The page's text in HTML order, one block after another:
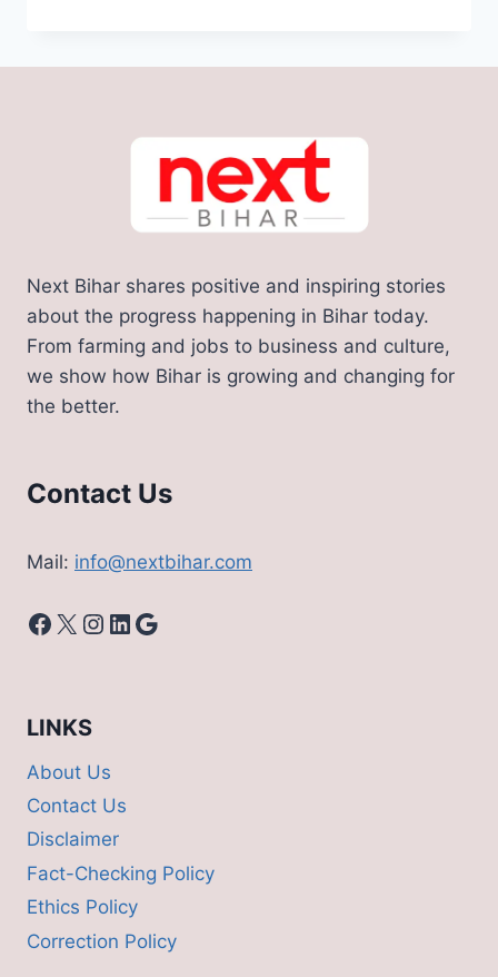
विभाग
निकली
पर
बंपर
बहाली,
यहाँ
जानिए
Next Bihar shares positive and inspiring stories
about the progress happening in Bihar today.
From farming and jobs to business and culture,
we show how Bihar is growing and changing for
the better.
Contact Us
Mail: info@nextbihar.com
Facebook
X Instagram
LinkedIn
Google
LINKS
About Us
Contact Us
Disclaimer
Fact-Checking Policy
Ethics Policy
Correction Policy